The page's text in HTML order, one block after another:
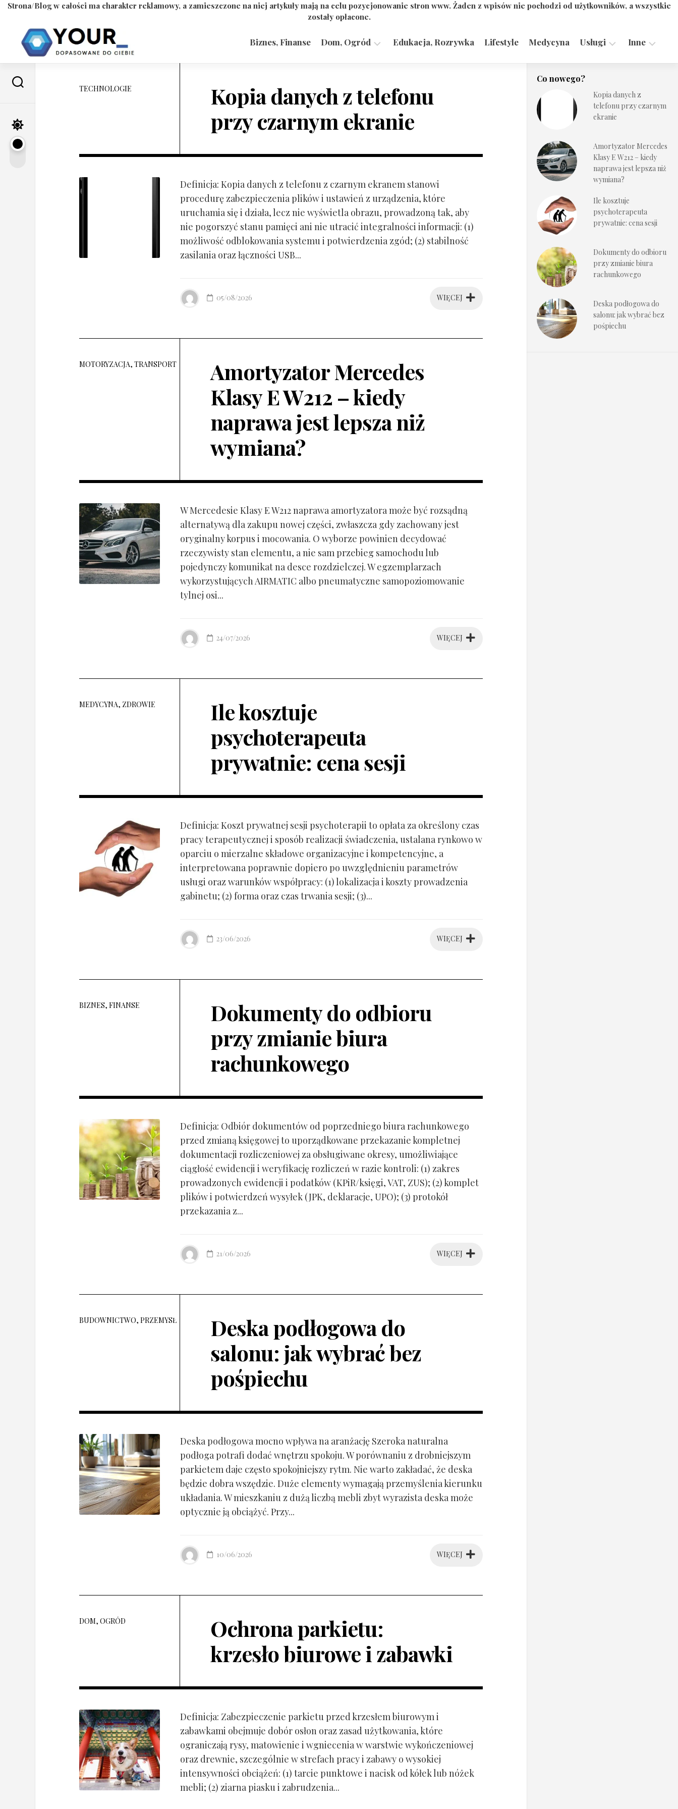
Strona/Blog w całości ma charakter reklamowy, a zamieszczone na niej artykuły mają na celu pozycjonowanie stron www. Żaden z wpisów nie pochodzi od użytkowników, a wszystkie
zostały opłacone.
content
Biznes, Finanse Dom, Ogród Edukacja, Rozrywka Lifestyle Medycyna Usługi
Technologie
Inne
TECHNOLOGIE
Kopia danych z telefonu
przy czarnym ekranie
Definicja: Kopia danych z telefonu z czarnym ekranem stanowi
procedurę zabezpieczenia plików i ustawień z urządzenia, które
uruchamia się i działa, lecz nie wyświetla obrazu, prowadzoną tak, aby
nie pogorszyć stanu pamięci ani nie utracić integralności informacji: (1)
możliwość odblokowania systemu i potwierdzenia zgód; (2) stabilność
zasilania oraz łączności USB...
WIĘCEJ
05/08/2026
MOTORYZACJA, TRANSPORT
Amortyzator Mercedes
Klasy E W212 – kiedy
naprawa jest lepsza niż
wymiana?
W Mercedesie Klasy E W212 naprawa amortyzatora może być rozsądną
alternatywą dla zakupu nowej części, zwłaszcza gdy zachowany jest
oryginalny korpus i mocowania. O wyborze powinien decydować
rzeczywisty stan elementu, a nie sam przebieg samochodu lub
pojedynczy komunikat na desce rozdzielczej. W egzemplarzach
wykorzystujących AIRMATIC albo pneumatyczne samopoziomowanie
tylnej osi...
WIĘCEJ
24/07/2026
MEDYCYNA, ZDROWIE
Ile kosztuje
psychoterapeuta
prywatnie: cena sesji
Definicja: Koszt prywatnej sesji psychoterapii to opłata za określony czas
pracy terapeutycznej i sposób realizacji świadczenia, ustalana rynkowo w
oparciu o mierzalne składowe organizacyjne i kompetencyjne, a
interpretowana poprawnie dopiero po uwzględnieniu parametrów
usługi oraz warunków współpracy: (1) lokalizacja i koszty prowadzenia
gabinetu; (2) forma oraz czas trwania sesji; (3)...
WIĘCEJ
23/06/2026
BIZNES, FINANSE
Dokumenty do odbioru
przy zmianie biura
rachunkowego
Definicja: Odbiór dokumentów od poprzedniego biura rachunkowego
przed zmianą księgowej to uporządkowane przekazanie kompletnej
dokumentacji rozliczeniowej za obsługiwane okresy, umożliwiające
ciągłość ewidencji i weryfikację rozliczeń w razie kontroli: (1) zakres
prowadzonych ewidencji i podatków (KPiR/księgi, VAT, ZUS); (2) komplet
plików i potwierdzeń wysyłek (JPK, deklaracje, UPO); (3) protokół
przekazania z...
WIĘCEJ
21/06/2026
BUDOWNICTWO, PRZEMYSŁ
Deska podłogowa do
salonu: jak wybrać bez
pośpiechu
Deska podłogowa mocno wpływa na aranżację Szeroka naturalna
podłoga potrafi dodać wnętrzu spokoju. W porównaniu z drobniejszym
parkietem daje często spokojniejszy rytm. Nie warto zakładać, że deska
będzie dobra wszędzie. Duże elementy wymagają przemyślenia kierunku
układania. W mieszkaniu z dużą liczbą mebli zbyt wyrazista deska może
optycznie ją obciążyć. Przy...
WIĘCEJ
10/06/2026
DOM, OGRÓD
Ochrona parkietu:
krzesło biurowe i zabawki
Definicja: Zabezpieczenie parkietu przed krzesłem biurowym i
zabawkami obejmuje dobór osłon oraz zasad użytkowania, które
ograniczają rysy, matowienie i wgniecenia w warstwie wykończeniowej
oraz drewnie, szczególnie w strefach pracy i zabawy o wysokiej
intensywności obciążeń: (1) tarcie punktowe i nacisk od kółek lub nóżek
mebli; (2) ziarna piasku i zabrudzenia...
Co nowego?
Kopia danych z
telefonu przy czarnym
ekranie
Amortyzator Mercedes
Klasy E W212 – kiedy
naprawa jest lepsza niż
wymiana?
Ile kosztuje
psychoterapeuta
prywatnie: cena sesji
Dokumenty do odbioru
przy zmianie biura
rachunkowego
Deska podłogowa do
salonu: jak wybrać bez
pośpiechu